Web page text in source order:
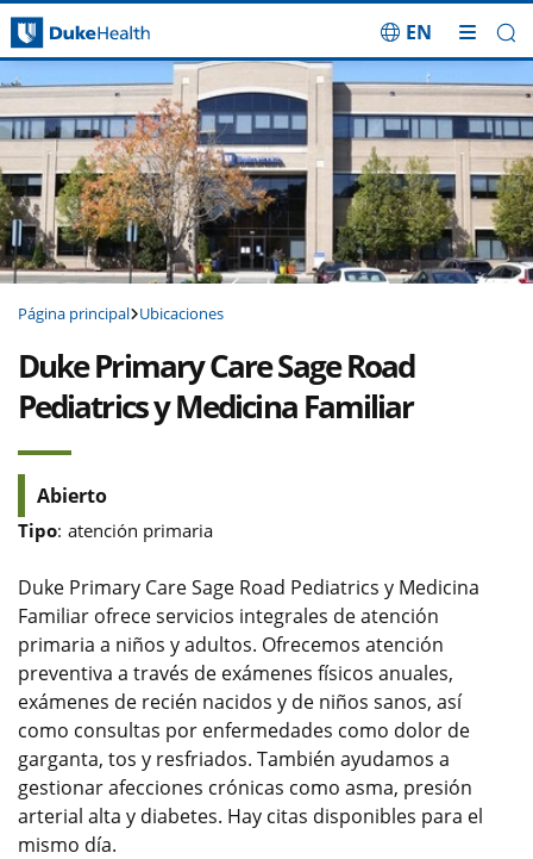
Saltar navegación
EN
Página principal Ubicaciones
Duke Primary Care Sage Road
Pediatrics y Medicina Familiar
Abierto
Tipo: atención primaria
Duke Primary Care Sage Road Pediatrics y Medicina
Familiar ofrece servicios integrales de atención
primaria a niños y adultos. Ofrecemos atención
preventiva a través de exámenes físicos anuales,
exámenes de recién nacidos y de niños sanos, así
como consultas por enfermedades como dolor de
garganta, tos y resfriados. También ayudamos a
gestionar afecciones crónicas como asma, presión
arterial alta y diabetes. Hay citas disponibles para el
mismo día.